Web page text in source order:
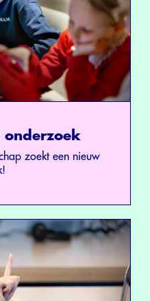
onderzoek
zoekt een nieuw